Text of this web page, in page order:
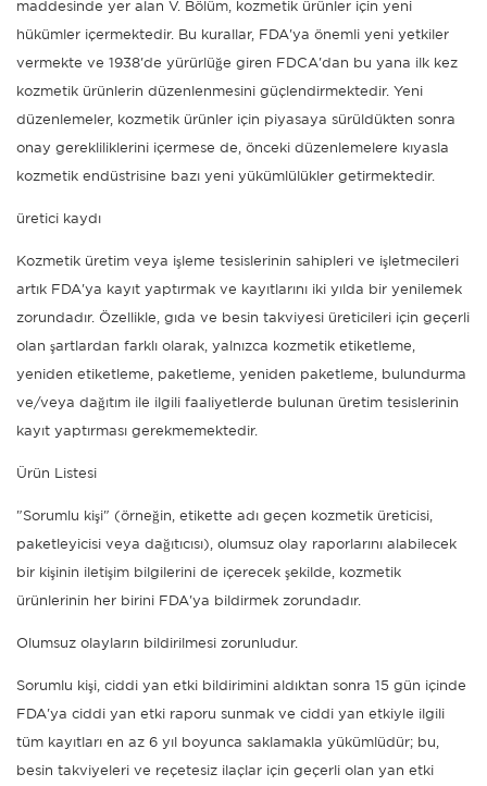
maddesinde yer alan V. Bölüm, kozmetik ürünler için yeni
hükümler içermektedir. Bu kurallar, FDA'ya önemli yeni yetkiler
vermekte ve 1938'de yürürlüğe giren FDCA'dan bu yana ilk kez
kozmetik ürünlerin düzenlenmesini güçlendirmektedir. Yeni
düzenlemeler, kozmetik ürünler için piyasaya sürüldükten sonra
onay gerekliliklerini içermese de, önceki düzenlemelere kıyasla
kozmetik endüstrisine bazı yeni yükümlülükler getirmektedir.
üretici kaydı
Kozmetik üretim veya işleme tesislerinin sahipleri ve işletmecileri
artık FDA'ya kayıt yaptırmak ve kayıtlarını iki yılda bir yenilemek
zorundadır. Özellikle, gıda ve besin takviyesi üreticileri için geçerli
olan şartlardan farklı olarak, yalnızca kozmetik etiketleme,
yeniden etiketleme, paketleme, yeniden paketleme, bulundurma
ve/veya dağıtım ile ilgili faaliyetlerde bulunan üretim tesislerinin
kayıt yaptırması gerekmemektedir.
Ürün Listesi
"Sorumlu kişi" (örneğin, etikette adı geçen kozmetik üreticisi,
paketleyicisi veya dağıtıcısı), olumsuz olay raporlarını alabilecek
bir kişinin iletişim bilgilerini de içerecek şekilde, kozmetik
ürünlerinin her birini FDA'ya bildirmek zorundadır.
Olumsuz olayların bildirilmesi zorunludur.
Sorumlu kişi, ciddi yan etki bildirimini aldıktan sonra 15 gün içinde
FDA'ya ciddi yan etki raporu sunmak ve ciddi yan etkiyle ilgili
tüm kayıtları en az 6 yıl boyunca saklamakla yükümlüdür; bu,
besin takviyeleri ve reçetesiz ilaçlar için geçerli olan yan etki